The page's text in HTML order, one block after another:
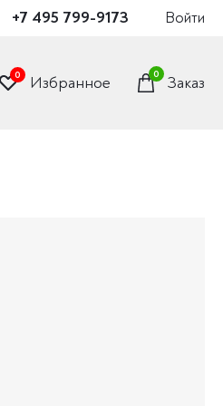
+7 495 799-9173 Войти
0 Избранное 0 Заказ